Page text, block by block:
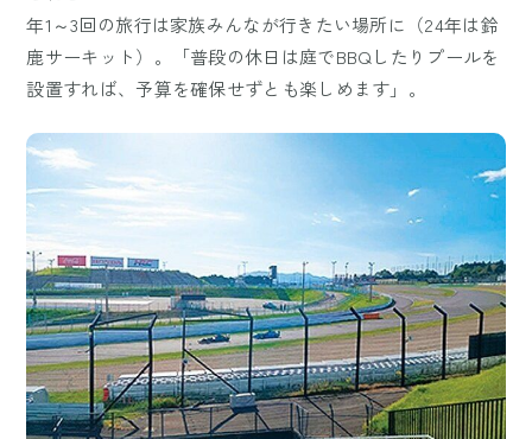
年1～3回の旅行は家族みんなが行きたい場所に（24年は鈴
鹿サーキット）。「普段の休日は庭でBBQしたりプールを
設置すれば、予算を確保せずとも楽しめます」。